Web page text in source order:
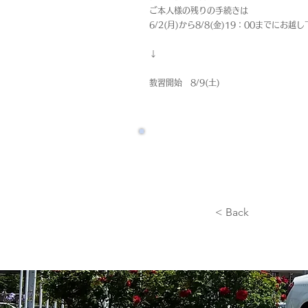
ご本人様の残りの手続きは
6/2(月)から8/8(金)19：00までにお越し
↓
教習開始 8/9(土)
< Back